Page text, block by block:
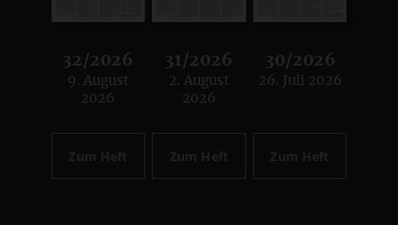
32/2026
:
9. August
2026
Zum Heft
31/2026
:
2. August
2026
Zum Heft
30/2026
:
26. Juli 2026
Zum Heft